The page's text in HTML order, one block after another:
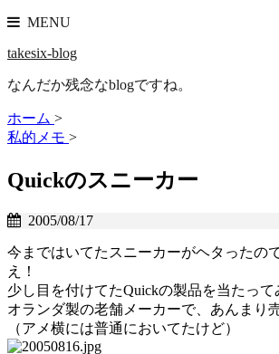
MENU
takesix-blog
なんだか残念なblogですね。
ホーム >
私的メモ >
Quickのスニーカー
2005/08/17
今まではいてたスニーカーがヘタったの
え！
少し目を付けてたQuickの製品を当たって
オランダ製の老舗メーカーで、あんまり
（アメ横には普通においてたけど）